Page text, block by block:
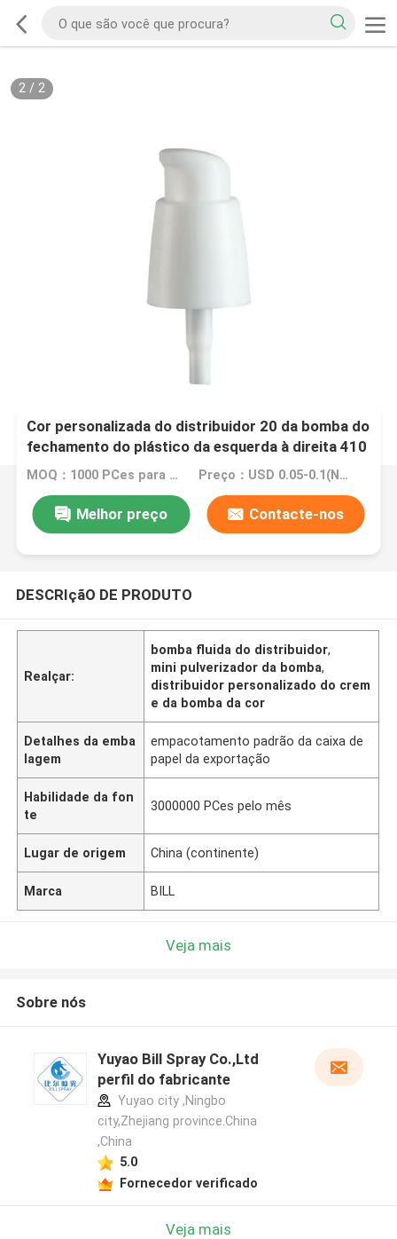
2/ 2
Cor personalizada do distribuidor 20 da bomba do
fechamento do plástico da esquerda à direita 410
de creme
MOQ：1000 PCes para a cor branca, outro cor 20000 Preço：USD 0.05-0.1(Negotionable)
Melhor preço Contacte-nos
DESCRIçãO DE PRODUTO
Realçar:
bomba fluida do distribuidor,
mini pulverizador da bomba,
distribuidor personalizado do crem
e da bomba da cor
Detalhes da emba
lagem
empacotamento padrão da caixa de
papel da exportação
Habilidade da fon
te
3000000 PCes pelo mês
Lugar de origem China (continente)
Marca BILL
Veja mais
Sobre nós
Yuyao Bill Spray Co.,Ltd
perfil do fabricante
Yuyao city ,Ningbo
city,Zhejiang province.China
,China
5.0
Fornecedor verificado
Veja mais